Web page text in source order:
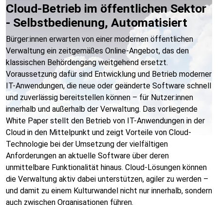
Cloud-Betrieb im öffentlichen Sektor
- Selbstbedienung, Automatisiert
Bürger:innen erwarten von einer modernen öffentlichen
Verwaltung ein zeitgemäßes Online-Angebot, das den
klassischen Behördengang weitgehend ersetzt.
Voraussetzung dafür sind Entwicklung und Betrieb moderner
IT-Anwendungen, die neue oder geänderte Software schnell
und zuverlässig bereitstellen können – für Nutzer:innen
innerhalb und außerhalb der Verwaltung. Das vorliegende
White Paper stellt den Betrieb von IT-Anwendungen in der
Cloud in den Mittelpunkt und zeigt Vorteile von Cloud-
Technologie bei der Umsetzung der vielfältigen
Anforderungen an aktuelle Software über deren
unmittelbare Funktionalität hinaus. Cloud-Lösungen können
die Verwaltung aktiv dabei unterstützen, agiler zu werden –
und damit zu einem Kulturwandel nicht nur innerhalb, sondern
auch zwischen Organisationen führen.